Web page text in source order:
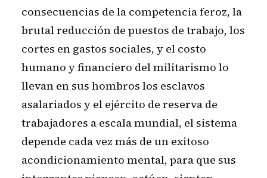
consecuencias de la competencia feroz, la
brutal reducción de puestos de trabajo, los
cortes en gastos sociales, y el costo
humano y financiero del militarismo lo
llevan en sus hombros los esclavos
asalariados y el ejército de reserva de
trabajadores a escala mundial, el sistema
depende cada vez más de un exitoso
acondicionamiento mental, para que sus